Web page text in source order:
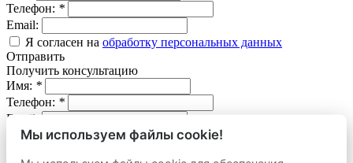
Телефон: *
Email:
Я согласен на обработку персональных данных
Отправить
Получить консультацию
Имя: *
Телефон: *
Email:
Мы используем файлы cookie!